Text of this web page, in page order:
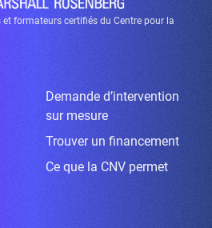
formateurs certifiés du Centre pour la
Demande d’intervention
sur mesure
Trouver un financement
Ce que la CNV permet